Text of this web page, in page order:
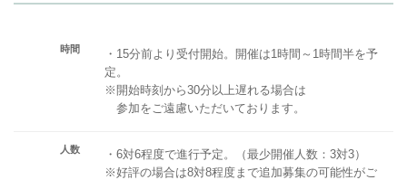
時間
・15分前より受付開始。開催は1時間～1時間半を予
定。
※開始時刻から30分以上遅れる場合は
参加をご遠慮いただいております。
人数
・6対6程度で進行予定。（最少開催人数：3対3）
※好評の場合は8対8程度まで追加募集の可能性がご